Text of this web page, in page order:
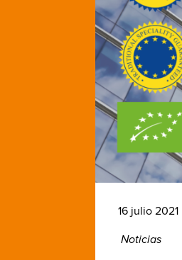
16 julio 2021
Noticias